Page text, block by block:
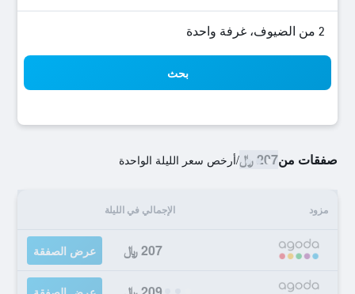
2 من الضيوف، غرفة واحدة
بحث
صفقات من207 ﷼ /أرخص سعر الليلة الواحدة
مزود الإجمالي في الليلة
207 ﷼ عرض الصفقة